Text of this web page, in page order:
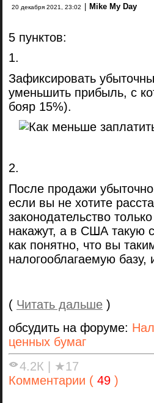
20 декабря 2021, 23:02 Mike My Day
5 пунктов:
1.
Зафиксировать
уменьшить прибыль, с
бояр 15%).
2.
После продажи
если вы не хотите
законодательство
накажут, а в США такую
как понятно, что вы
налогооблагаемую базу,
( Читать дальше )
обсудить на форуме:
ценных бумаг
4.2К | ★17
Комментарии ( 49 )